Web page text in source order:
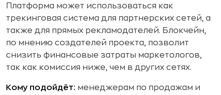
Платформа может использоваться как
трекинговая система для партнерских сетей, а
также для прямых рекламодателей. Блокчейн,
по мнению создателей проекта, позволит
снизить финансовые затраты маркетологов,
так как комиссия ниже, чем в других сетях.
Кому подойдёт: менеджерам по продажам и